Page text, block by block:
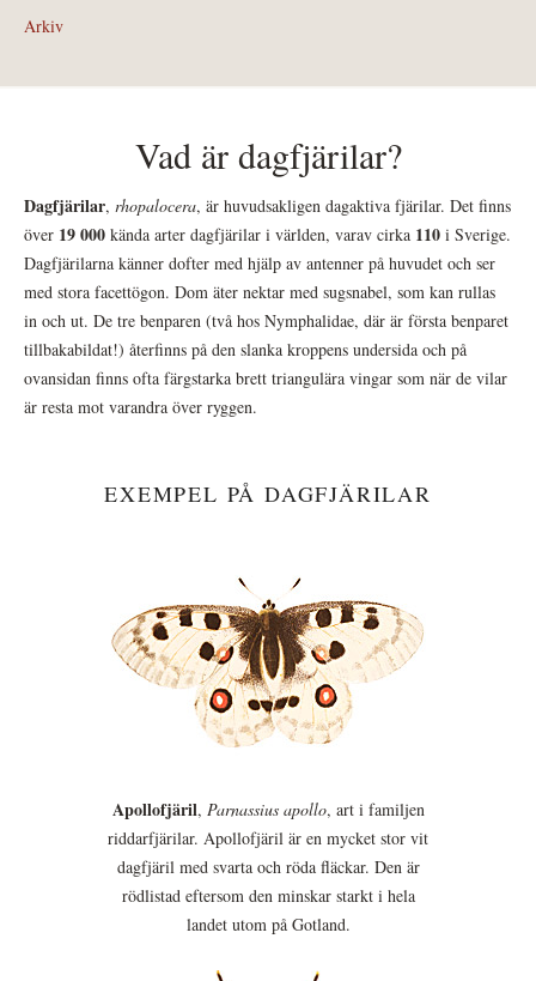
Arkiv
Vad är dagfjärilar?
Dagfjärilar, rhopalocera, är huvudsakligen dagaktiva fjärilar. Det finns
över 19 000 kända arter dagfjärilar i världen, varav cirka 110 i Sverige.
Dagfjärilarna känner dofter med hjälp av antenner på huvudet och ser
med stora facettögon. Dom äter nektar med sugsnabel, som kan rullas
in och ut. De tre benparen (två hos Nymphalidae, där är första benparet
tillbakabildat!) återfinns på den slanka kroppens undersida och på
ovansidan finns ofta färgstarka brett triangulära vingar som när de vilar
är resta mot varandra över ryggen.
EXEMPEL PÅ DAGFJÄRILAR
Apollofjäril, Parnassius apollo, art i familjen
riddarfjärilar. Apollofjäril är en mycket stor vit
dagfjäril med svarta och röda fläckar. Den är
rödlistad eftersom den minskar starkt i hela
landet utom på Gotland.